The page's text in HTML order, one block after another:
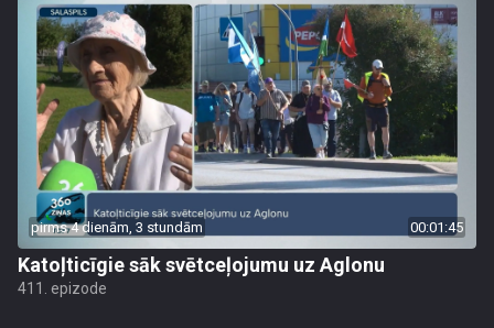
pirms 4 dienām, 3 stundām 00:01:45
Katoļticīgie sāk svētceļojumu uz Aglonu
411. epizode